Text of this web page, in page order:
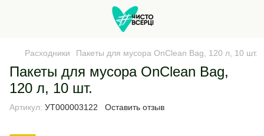
Расходники Пакеты для мусора OnClean Bag, 120 л, 10 шт.
Пакеты для мусора OnClean Bag,
120 л, 10 шт.
Артикул: УТ000003122 Оставить отзыв